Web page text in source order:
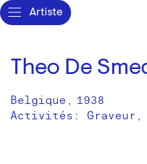
Artiste
Theo De
Belgique , 1938
Activités: Graveur